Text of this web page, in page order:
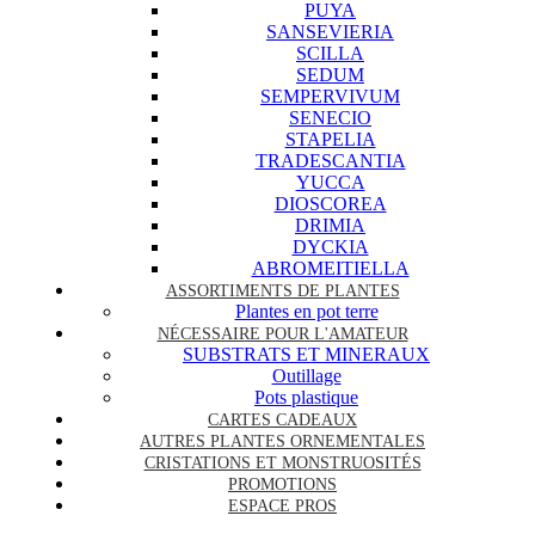
PUYA
SANSEVIERIA
SCILLA
SEDUM
SEMPERVIVUM
SENECIO
STAPELIA
TRADESCANTIA
YUCCA
DIOSCOREA
DRIMIA
DYCKIA
ABROMEITIELLA
ASSORTIMENTS DE PLANTES
Plantes en pot terre
NÉCESSAIRE POUR L'AMATEUR
SUBSTRATS ET MINERAUX
Outillage
Pots plastique
CARTES CADEAUX
AUTRES PLANTES ORNEMENTALES
CRISTATIONS ET MONSTRUOSITÉS
PROMOTIONS
ESPACE PROS